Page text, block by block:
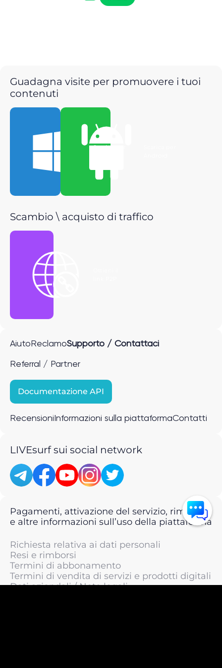
Guadagna visite per promuovere i tuoi
contenuti
Scarica per
Scambio \ acquisto di traffico
Aiuto ReclamoSupporto / Contattaci
Referral / Partner
Documentazione API
Recensioni Informazioni sulla piattaformaContatti
LIVEsurf sui social network
Pagamenti, attivazione del servizio, rimborsi
e altre informazioni sull’uso della piattaforma
Richiesta relativa ai dati personali
Resi e rimborsi
Termini di abbonamento
Termini di vendita di servizi e prodotti digitali
Dati aziendali / Note legali